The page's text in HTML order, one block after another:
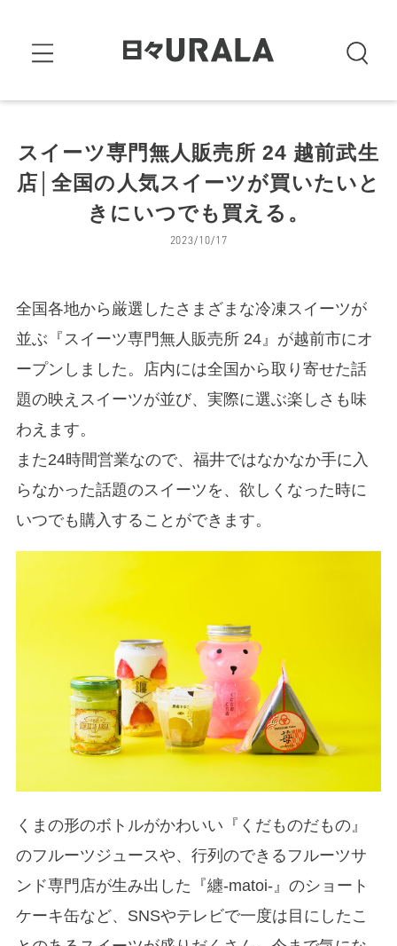
スイーツ専門無人販売所 24 越前武生
店│全国の人気スイーツが買いたいと
きにいつでも買える。
2023/10/17
全国各地から厳選したさまざまな冷凍スイーツが
並ぶ『スイーツ専門無人販売所 24』が越前市にオ
ープンしました。店内には全国から取り寄せた話
題の映えスイーツが並び、実際に選ぶ楽しさも味
わえます。
また24時間営業なので、福井ではなかなか手に入
らなかった話題のスイーツを、欲しくなった時に
いつでも購入することができます。
くまの形のボトルがかわいい『くだものだもの』
のフルーツジュースや、行列のできるフルーツサ
ンド専門店が生み出した『纏-matoi-』のショート
ケーキ缶など、SNSやテレビで一度は目にしたこ